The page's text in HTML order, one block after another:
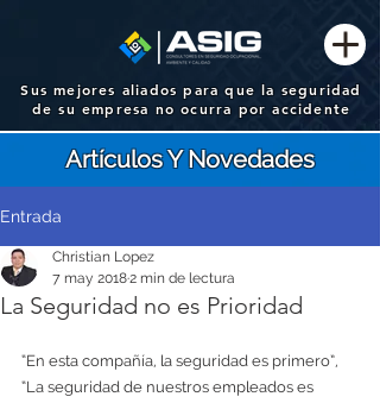
Sus mejores aliados para que la seguridad
de su empresa no ocurra por accidente
Artículos Y Novedades
Entrada
La Seguridad no es Prioridad
Christian Lopez
7 may 20182 min de lectura
“En esta compañía, la seguridad es primero”,
“La seguridad de nuestros empleados es